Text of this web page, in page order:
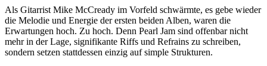
Als Gitarrist Mike McCready im Vorfeld schwärmte, es gebe wieder
die Melodie und Energie der ersten beiden Alben, waren die
Erwartungen hoch. Zu hoch. Denn Pearl Jam sind offenbar nicht
mehr in der Lage, signifikante Riffs und Refrains zu schreiben,
sondern setzen stattdessen einzig auf simple Strukturen.